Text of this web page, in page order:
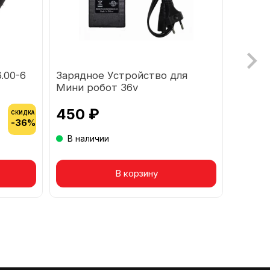
6
СКИДКА
-36%
Товар в корзине
Зарядное Устройство для
Мини робот 36v
450 ₽
В наличии
В корзину